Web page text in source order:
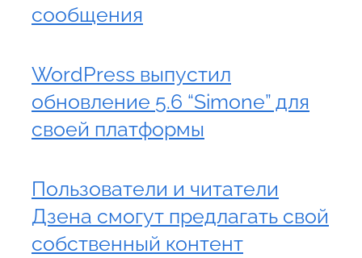
сообщения
WordPress выпустил
обновление 5.6 “Simone” для
своей платформы
Пользователи и читатели
Дзена смогут предлагать свой
собственный контент